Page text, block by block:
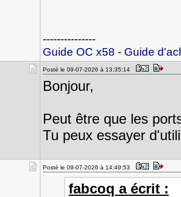
---------------
Guide OC x58 - Guide
Posté le 09-07-2026 à 13:35:14
Bonjour,
Peut être que les
Tu peux essayer
Posté le 09-07-2026 à 14:49:53
fabcoq a écrit :